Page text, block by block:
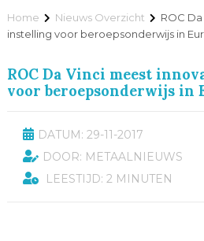
Home Nieuws Overzicht
ROC
instelling voor beroepsonderwijs in
ROC Da Vinci meest
voor beroepsonderwijs in
DATUM: 29-11-2017
DOOR: METAALNIEUWS
LEESTIJD: 2 MINUTEN